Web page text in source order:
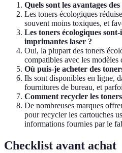
Quels sont les avantages
Les toners écologiques
souvent moins toxiques, et
Les toners écologiques
imprimantes laser ?
Oui, la plupart des toners
compatibles avec les modèles
Où puis-je acheter des
Ils sont disponibles en ligne,
fournitures de bureau, et
Comment recycler les toners
De nombreuses marques
pour recycler les cartouches
informations fournies par le
Checklist avant achat